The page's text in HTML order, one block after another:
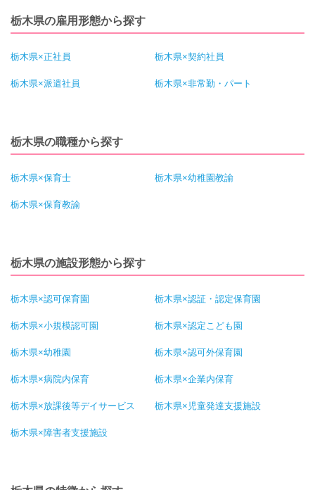
栃木県の雇用形態から探す
栃木県×正社員 栃木県×契約社員
栃木県×派遣社員 栃木県×非常勤・パート
栃木県の職種から探す
栃木県×保育士 栃木県×幼稚園教諭
栃木県×保育教諭
栃木県の施設形態から探す
栃木県×認可保育園 栃木県×認証・認定保育園
栃木県×小規模認可園 栃木県×認定こども園
栃木県×幼稚園 栃木県×認可外保育園
栃木県×病院内保育 栃木県×企業内保育
栃木県×放課後等デイサービス 栃木県×児童発達支援施設
栃木県×障害者支援施設